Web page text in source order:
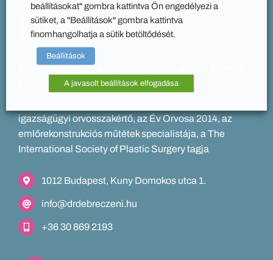
Dr Debreczeni Béla Zoltán plasztikai sebész főorvos,
kutatóorvos PhD
igazságügyi orvosszakértő, az Év Orvosa 2014, az
emlőrekonstrukciós műtétek specialistája, a The
International Society of Plastic Surgery tagja
1012 Budapest, Kuny Domokos utca 1.
info@drdebreczeni.hu
+36 30 869 2193
beállításokat" gombra kattintva Ön engedélyezi a
sütiket, a "Beállítások" gombra kattintva
finomhangolhatja a sütik betöltődését.
Beállítások
A javasolt beállítások elfogadása